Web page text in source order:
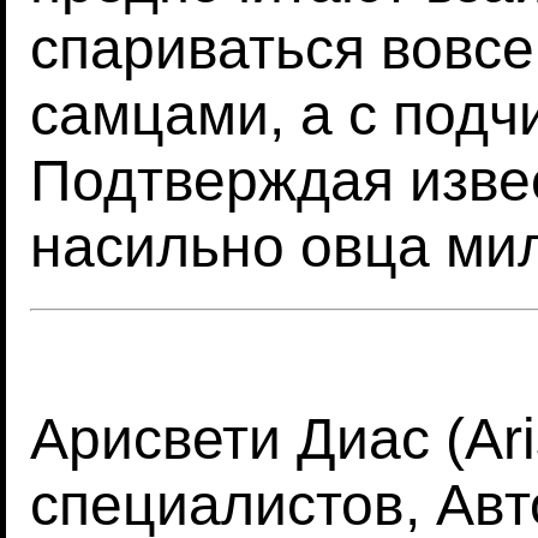
спариваться
самцами, а с
Подтверждая
насильно овца
Арисвети Диас
специалистов,